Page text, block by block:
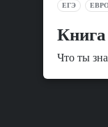
ЕГЭ
Что ты